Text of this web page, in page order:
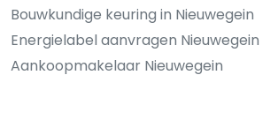
Bouwkundige keuring in Nieuwegein
Energielabel aanvragen Nieuwegein
Aankoopmakelaar Nieuwegein